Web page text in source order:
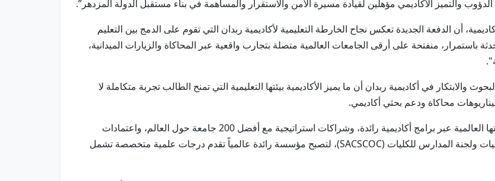
والتميز الأكاديمي مؤهلين لقيادة مسيرة الأمن والاستقرار والمساهمة في بناء مستقبل الدولة المزدهر”.
أن الدفعة الجديدة تعكس نجاح الخارطة التعليمية لأكاديمية ربدان التي تقوم على الدمج بين التعليم
منفتحة على أرقى الجامعات العالمية متصلة بتجارب واقعية عبر المحاكاة والزيارات الميدانية،
والابتكار في أكاديمية ربدان أن ما يميز الأكاديمية بيئتها التعليمية التي تمنح الطالب تجربة متكاملة لا
محاكاة ودعم بحثي أكاديمي.
وتواصل (أكاديمية ربدان) منذ تأسيسها عام 2013، تعزيز مكانتها العالمية عبر برامج أكاديمية رائدة، وشراكات استراتيجية مع أفضل 200 جامعة حول العالم، واعتمادات
أكاديمية دولية أبرزها قبول ترشّحها لدى الرابطة الجنوبية للكليات ولجنة المدارس للكليات (SACSCOC)، لتصبح مؤسسة رائدة عالمياً تقدم درجات علمية متخصصة تشمل